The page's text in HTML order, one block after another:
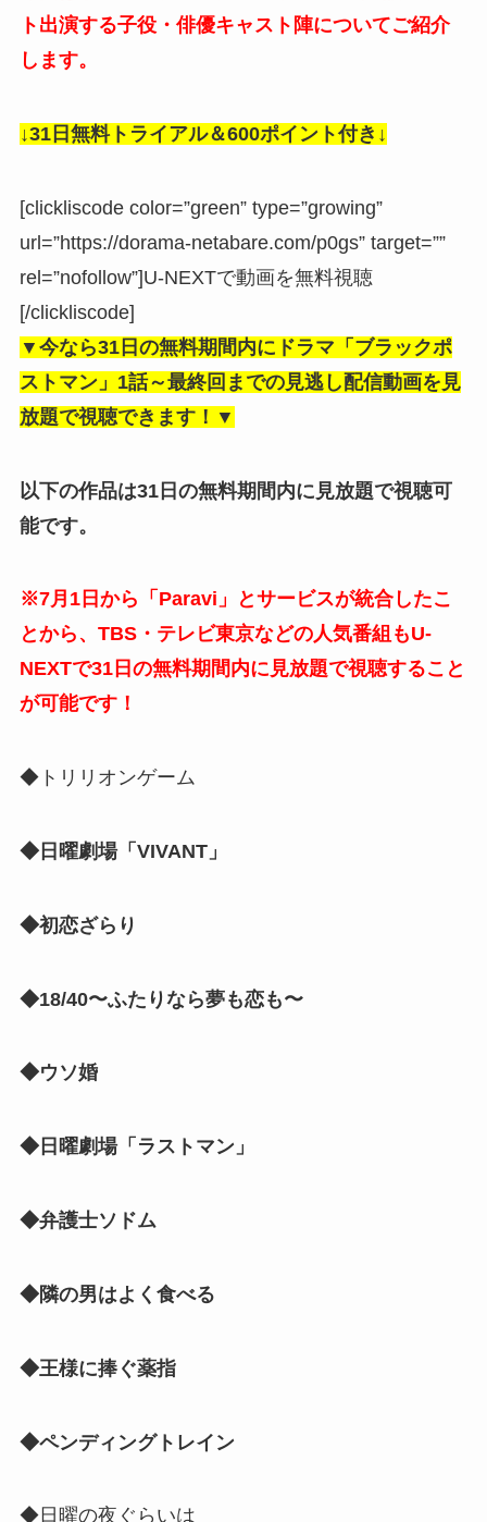
ト出演する子役・俳優キャスト陣についてご紹介
します。
↓31日無料トライアル＆600ポイント付き↓
[clickliscode color=”green” type=”growing”
url=”https://dorama-netabare.com/p0gs” target=””
rel=”nofollow”]U-NEXTで動画を無料視聴
[/clickliscode]
▼今なら31日の無料期間内にドラマ「ブラックポ
ストマン」1話～最終回までの見逃し配信動画を見
放題で視聴できます！▼
以下の作品は31日の無料期間内に見放題で視聴可
能です。
※7月1日から「Paravi」とサービスが統合したこ
とから、TBS・テレビ東京などの人気番組もU-
NEXTで31日の無料期間内に見放題で視聴すること
が可能です！
◆トリリオンゲーム
◆日曜劇場「VIVANT」
◆初恋ざらり
◆18/40〜ふたりなら夢も恋も〜
◆ウソ婚
◆日曜劇場「ラストマン」
◆弁護士ソドム
◆隣の男はよく食べる
◆王様に捧ぐ薬指
◆ペンディングトレイン
◆日曜の夜ぐらいは